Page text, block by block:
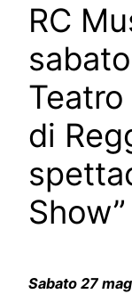
RC
di
Show”
Sabato 27